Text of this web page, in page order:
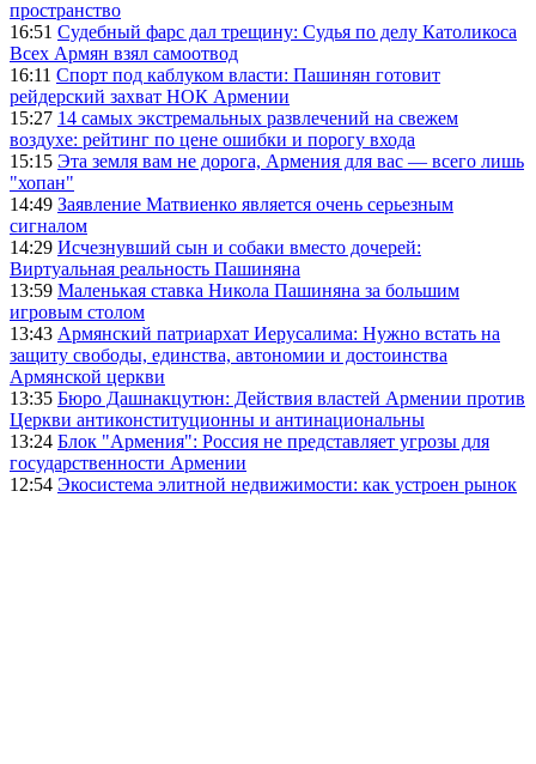
пространство
16:51 Судебный фарс дал трещину: Судья по делу Католикоса
Всех Армян взял самоотвод
16:11 Спорт под каблуком власти: Пашинян готовит
рейдерский захват НОК Армении
15:27 14 самых экстремальных развлечений на свежем
воздухе: рейтинг по цене ошибки и порогу входа
15:15 Эта земля вам не дорога, Армения для вас — всего лишь
"хопан"
14:49 Заявление Матвиенко является очень серьезным
сигналом
14:29 Исчезнувший сын и собаки вместо дочерей:
Виртуальная реальность Пашиняна
13:59 Маленькая ставка Никола Пашиняна за большим
игровым столом
13:43 Армянский патриархат Иерусалима: Нужно встать на
защиту свободы, единства, автономии и достоинства
Армянской церкви
13:35 Бюро Дашнакцутюн: Действия властей Армении против
Церкви антиконституционны и антинациональны
13:24 Блок "Армения": Россия не представляет угрозы для
государственности Армении
12:54 Экосистема элитной недвижимости: как устроен рынок